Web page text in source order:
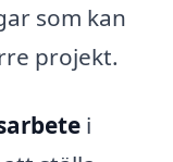
som kan
projekt.
i